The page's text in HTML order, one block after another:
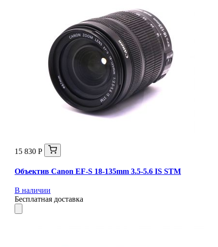
15 830 Р
Объектив Canon EF-S 18-135mm 3.5-5.6 IS STM
В наличии
Бесплатная доставка